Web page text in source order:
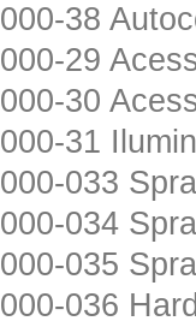
000-38
000-29
000-30
000-31
000-033
000-034
000-035
000-036